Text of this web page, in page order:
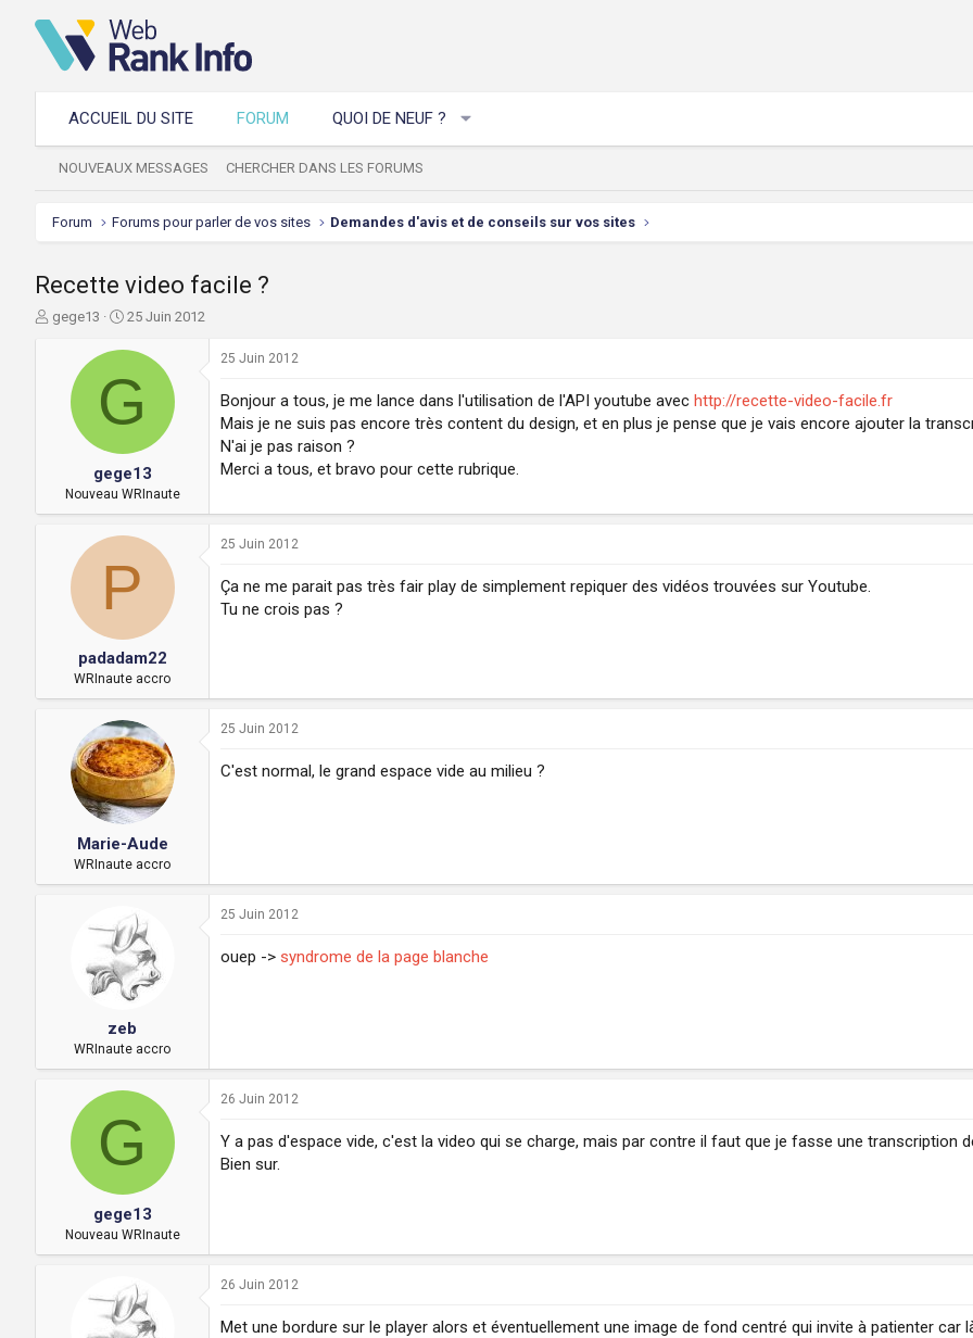
ACCUEIL DU SITE FORUM QUOI DE NEUF ?
NOUVEAUX MESSAGES CHERCHER DANS LES FORUMS
Forum Forums pour parler de vos sites Demandes d'avis et de conseils sur vos sites
Recette video facile ?
A
d
gege13
D
t
d
e
é
b
u
t
25 Juin 2012
G
gege13
Nouveau WRInaute
25 Juin 2012
Bonjour a tous, je me lance dans l'utilisation de l'API youtube avec http://recette-video-facile.fr
Mais je ne suis pas encore très content du design, et en plus je pense que je vais encore ajouter la
N'ai je pas raison ?
Merci a tous, et bravo pour cette rubrique.
P
padadam22
WRInaute accro
25 Juin 2012
Ça ne me parait pas très fair play de simplement repiquer des vidéos trouvées sur Youtube.
Tu ne crois pas ?
Marie-Aude
WRInaute accro
25 Juin 2012
C'est normal, le grand espace vide au milieu ?
zeb
WRInaute accro
25 Juin 2012
ouep -> syndrome de la page blanche
G
gege13
Nouveau WRInaute
26 Juin 2012
Y a pas d'espace vide, c'est la video qui se charge, mais par contre il faut que je fasse une transcription
Bien sur.
26 Juin 2012
Met une bordure sur le player alors et éventuellement une image de fond centré qui invite à patienter car